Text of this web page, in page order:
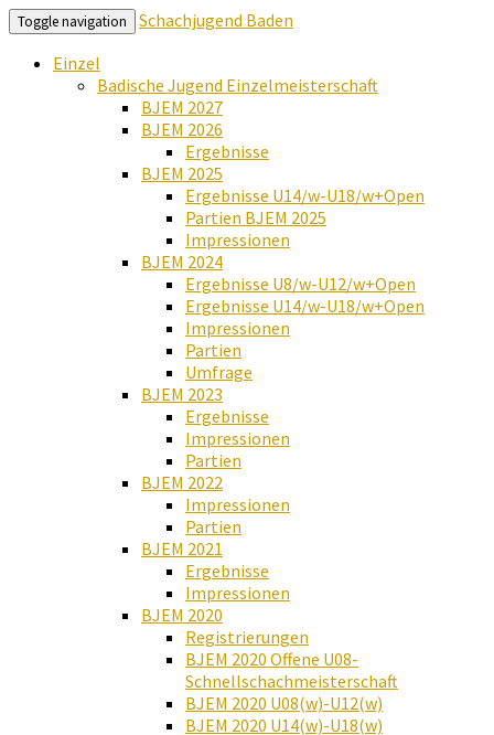
Toggle navigation
Schachjugend Baden
Einzel
Badische Jugend Einzelmeisterschaft
BJEM 2027
BJEM 2026
Ergebnisse
BJEM 2025
Ergebnisse U14/w-U18/w+Open
Partien BJEM 2025
Impressionen
BJEM 2024
Ergebnisse U8/w-U12/w+Open
Ergebnisse U14/w-U18/w+Open
Impressionen
Partien
Umfrage
BJEM 2023
Ergebnisse
Impressionen
Partien
BJEM 2022
Impressionen
Partien
BJEM 2021
Ergebnisse
Impressionen
BJEM 2020
Registrierungen
BJEM 2020 Offene U08-
Schnellschachmeisterschaft
BJEM 2020 U08(w)-U12(w)
BJEM 2020 U14(w)-U18(w)